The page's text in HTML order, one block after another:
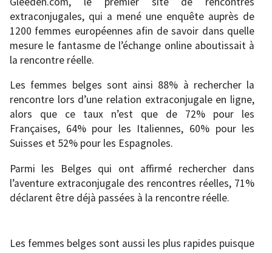
extraconjugales, qui a mené une enquête auprès de
1200 femmes européennes afin de savoir dans quelle
mesure le fantasme de l’échange online aboutissait à
la rencontre réelle.
Les femmes belges sont ainsi 88% à rechercher la
rencontre lors d’une relation extraconjugale en ligne,
alors que ce taux n’est que de 72% pour les
Françaises, 64% pour les Italiennes, 60% pour les
Suisses et 52% pour les Espagnoles.
Parmi les Belges qui ont affirmé rechercher dans
l’aventure extraconjugale des rencontres réelles, 71%
déclarent être déjà passées à la rencontre réelle.
Les femmes belges sont aussi les plus rapides puisque